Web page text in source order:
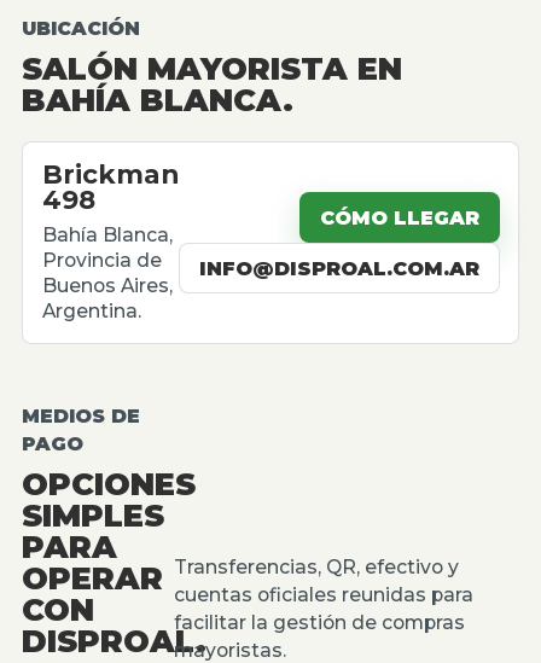
UBICACIÓN
SALÓN MAYORISTA EN
BAHÍA BLANCA.
Brickman
498
Bahía Blanca,
Provincia de
Buenos Aires,
Argentina.
CÓMO LLEGAR
INFO@DISPROAL.COM.AR
MEDIOS DE
PAGO
OPCIONES
SIMPLES
PARA
OPERAR
CON
DISPROAL.
Transferencias, QR, efectivo y
cuentas oficiales reunidas para
facilitar la gestión de compras
mayoristas.